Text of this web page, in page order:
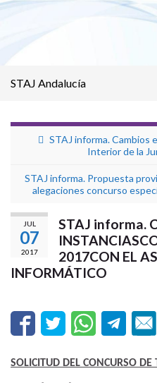
STAJ Andalucía
STAJ informa. Cambios
Interior de la
STAJ informa. Propuesta
alegaciones concurso
JUL
07
2017
STAJ informa.
2017CON EL
INFORMÁTICO
SOLICITUD DEL CONCURSO DE